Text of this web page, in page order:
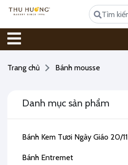
Trang chủ Bánh mousse
Danh mục sản phẩm
Bánh Kem Tươi Ngày Giáo 20/11
Bánh Entremet